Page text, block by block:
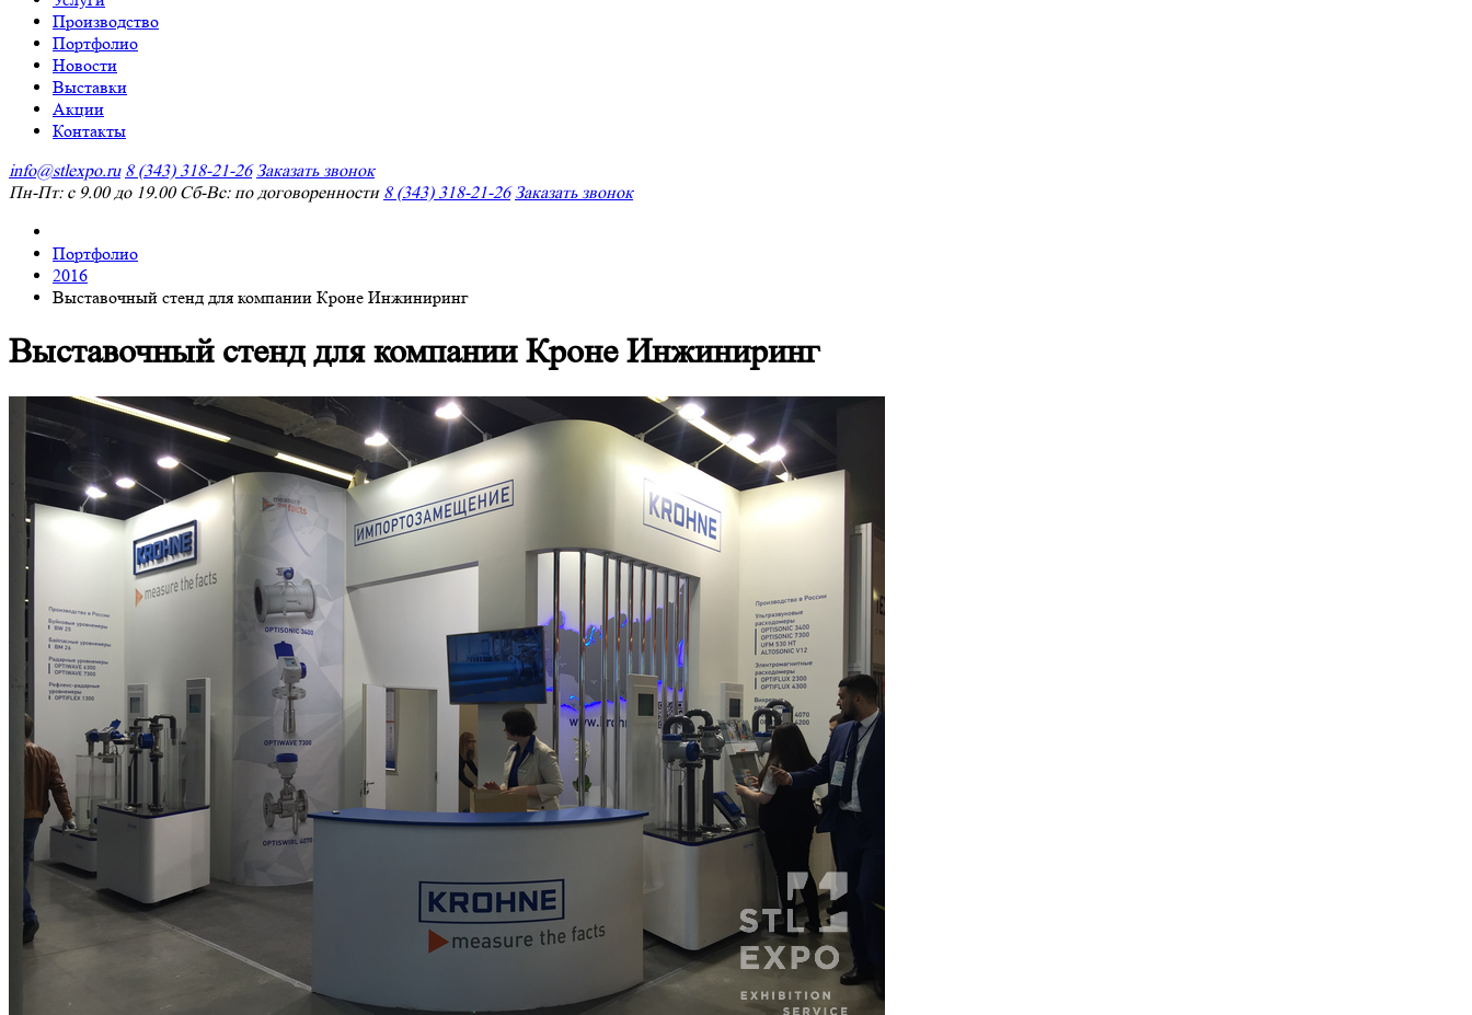
Производство
Портфолио
Новости
Выставки
Акции
Контакты
info@stlexpo.ru 8 (343) 318-21-26 Заказать звонок
Пн-Пт: с 9.00 до 19.00 Сб-Вс: по договоренности 8 (343) 318-21-26 Заказать звонок
Портфолио
2016
Выставочный стенд для компании Кроне Инжиниринг
Выставочный стенд для компании Кроне Инжиниринг